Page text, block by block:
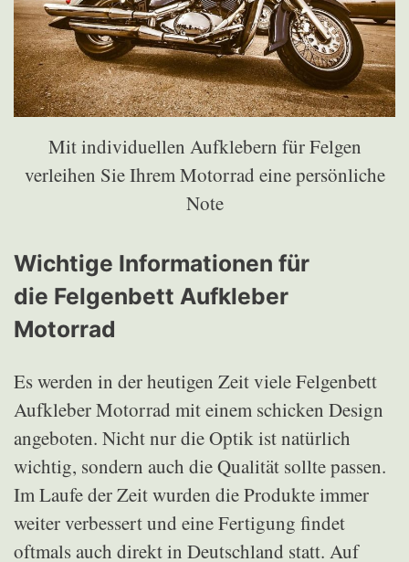
Mit individuellen Aufklebern für Felgen
verleihen Sie Ihrem Motorrad eine persönliche
Note
Wichtige Informationen für
die Felgenbett Aufkleber
Motorrad
Es werden in der heutigen Zeit viele Felgenbett
Aufkleber Motorrad mit einem schicken Design
angeboten. Nicht nur die Optik ist natürlich
wichtig, sondern auch die Qualität sollte passen.
Im Laufe der Zeit wurden die Produkte immer
weiter verbessert und eine Fertigung findet
oftmals auch direkt in Deutschland statt. Auf